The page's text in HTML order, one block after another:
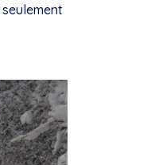
seulement